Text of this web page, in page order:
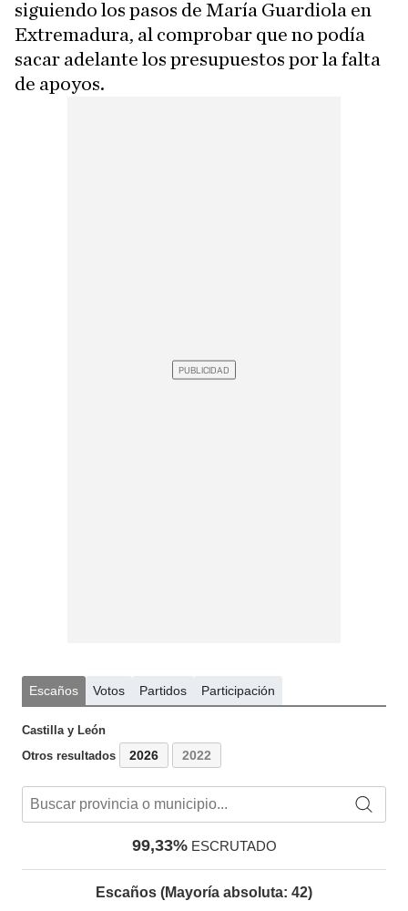
siguiendo los pasos de María Guardiola en
Extremadura, al comprobar que no podía
sacar adelante los presupuestos por la falta
de apoyos.